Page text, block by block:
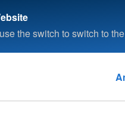
the switch to switch to